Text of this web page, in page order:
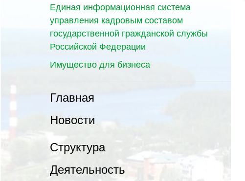
Единая информационная система
управления кадровым составом
государственной гражданской службы
Российской Федерации
Имущество для бизнеса
Главная
Новости
Структура
Деятельность